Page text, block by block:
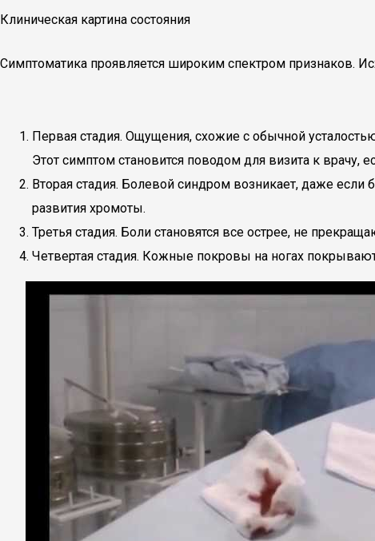
Клиническая картина состояния
Симптоматика проявляется широким спектром признаков.
Первая стадия. Ощущения, схожие с обычной
Этот симптом становится поводом для визита к врачу,
Вторая стадия. Болевой синдром возникает, даже
развития хромоты.
Третья стадия. Боли становятся все острее, не
Четвертая стадия. Кожные покровы на ногах